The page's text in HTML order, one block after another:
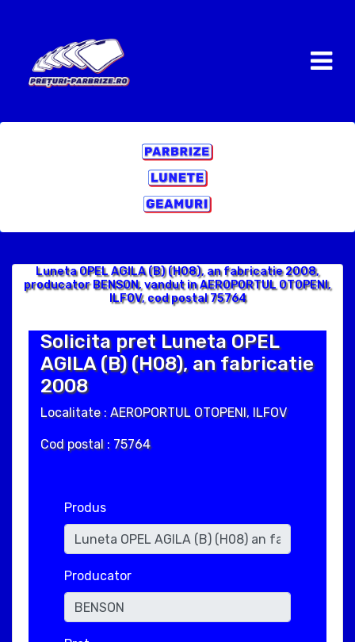
Luneta OPEL AGILA (B) (H08), an fabricatie 2008,
producator BENSON, vandut in AEROPORTUL OTOPENI,
ILFOV, cod postal 75764
Solicita pret Luneta OPEL
AGILA (B) (H08), an fabricatie
2008
Localitate : AEROPORTUL OTOPENI, ILFOV
Cod postal : 75764
Produs
Producator